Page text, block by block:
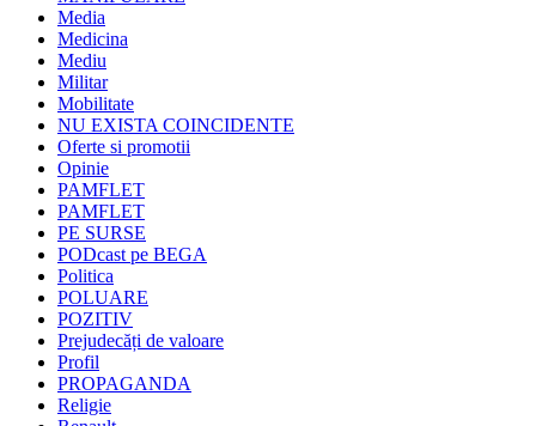
Media
Medicina
Mediu
Militar
Mobilitate
NU EXISTA COINCIDENTE
Oferte si promotii
Opinie
PAMFLET
PAMFLET
PE SURSE
PODcast pe BEGA
Politica
POLUARE
POZITIV
Prejudecăți de valoare
Profil
PROPAGANDA
Religie